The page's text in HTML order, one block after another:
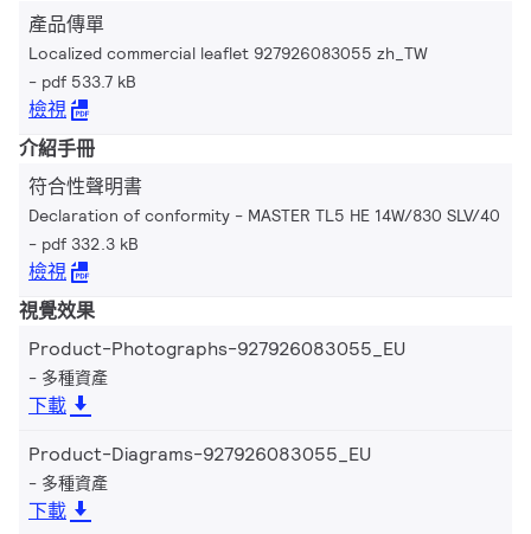
產品傳單
Localized commercial leaflet 927926083055 zh_TW
pdf 533.7 kB
檢視
介紹手冊
符合性聲明書
Declaration of conformity - MASTER TL5 HE 14W/830 SLV/40
pdf 332.3 kB
檢視
視覺效果
Product-Photographs-927926083055_EU
多種資產
下載
Product-Diagrams-927926083055_EU
多種資產
下載